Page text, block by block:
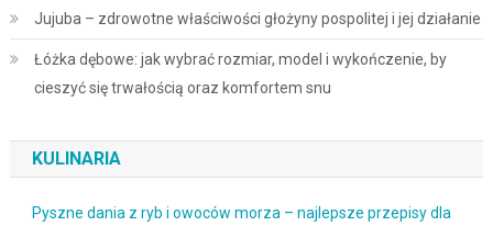
Jujuba – zdrowotne właściwości głożyny pospolitej i jej działanie
Łóżka dębowe: jak wybrać rozmiar, model i wykończenie, by
cieszyć się trwałością oraz komfortem snu
KULINARIA
Pyszne dania z ryb i owoców morza – najlepsze przepisy dla